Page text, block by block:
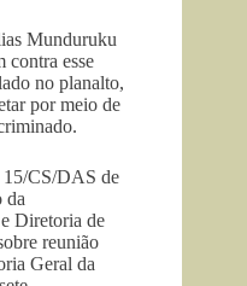
Munduruku
contra esse
no planalto,
por meio de
15/CS/DAS de
da
Diretoria de
reunião
Geral da